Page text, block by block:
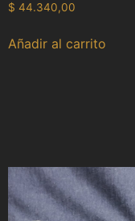
$ 44.340,00
Añadir al carrito